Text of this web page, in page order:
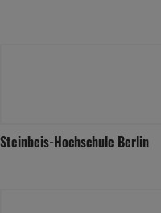
Steinbeis-Hochschule Berlin